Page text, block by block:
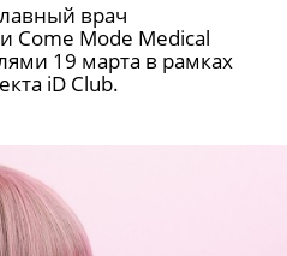
врач
Come Mode Medical
19 марта в рамках
iD Club.